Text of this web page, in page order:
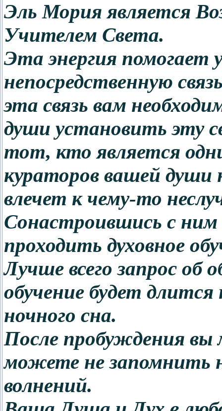
Эль Мория является
Учителем Света.
Эта энергия помогает
непосредственную
эта связь вам
души установить эту
тот, кто является
кураторов вашей души
влечет к чему-то
Сонастроившись с ним
проходить духовное
Лучше всего запрос об
обучение будет
ночного сна.
После пробуждения
можете не запомнить
волнений.